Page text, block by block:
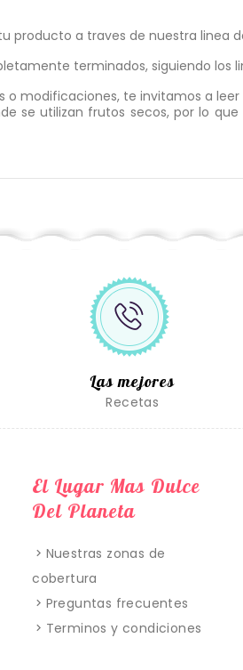
producto a traves de nuestra linea
terminados, siguiendo los
modificaciones, te invitamos a
se utilizan frutos secos, por lo
Las mejores
Recetas
El Lugar Mas Dulce
Del Planeta
Nuestras zonas de
cobertura
Preguntas frecuentes
Terminos y condiciones